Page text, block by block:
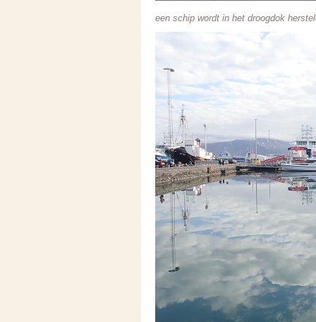
een schip wordt in het droogdok